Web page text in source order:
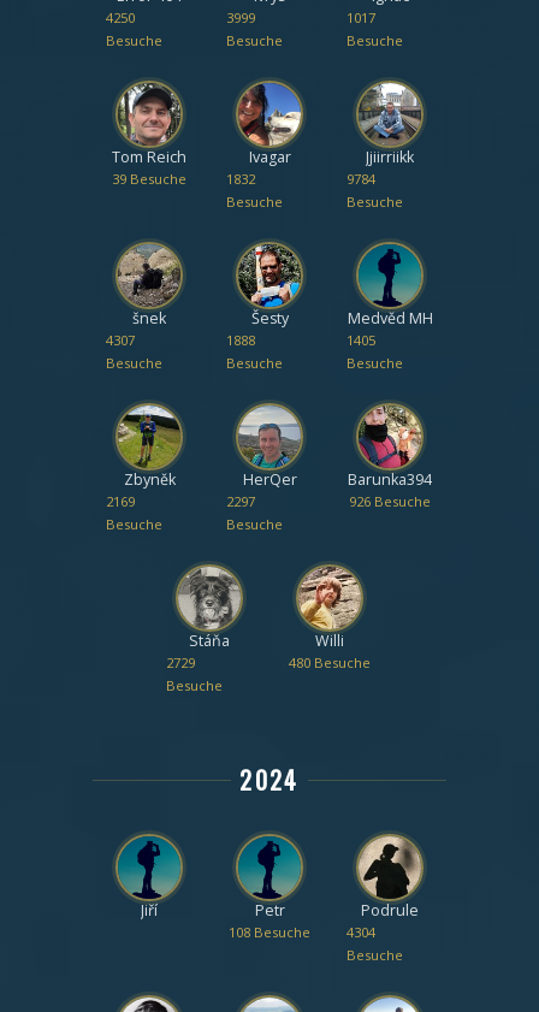
4250
Besuche
3999
Besuche
1017
Besuche
Tom Reich
39 Besuche
Ivagar
1832
Besuche
Jjiirriikk
9784
Besuche
šnek
4307
Besuche
Šesty
1888
Besuche
Medvěd MH
1405
Besuche
Zbyněk
2169
Besuche
HerQer
2297
Besuche
Barunka394
926 Besuche
Stáňa
2729
Besuche
Willi
480 Besuche
2024
Jiří Petr
108 Besuche
Podrule
4304
Besuche